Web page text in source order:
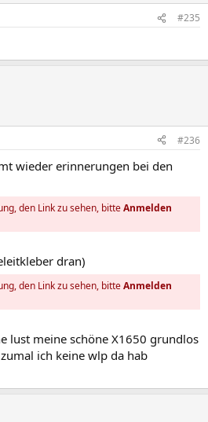
#235
#236
wieder erinnerungen bei den
den Link zu sehen, bitteAnmelden
dran)
den Link zu sehen, bitteAnmelden
lust meine schöne X1650 grundlos
ich keine wlp da hab